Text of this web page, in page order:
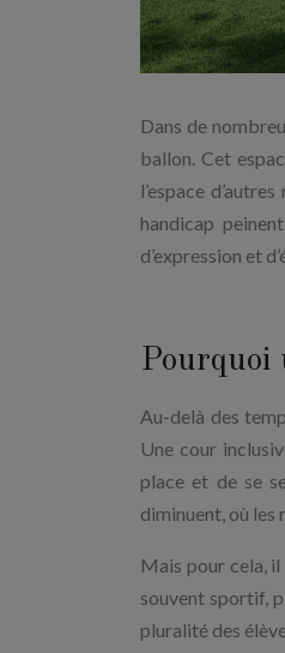
Dans de
ballon. Cet
l’espace
handicap
d’expression et
Pourquoi
Au-delà des
Une cour
place et de se
diminuent, où les
Mais pour cela,
souvent sportif,
pluralité des